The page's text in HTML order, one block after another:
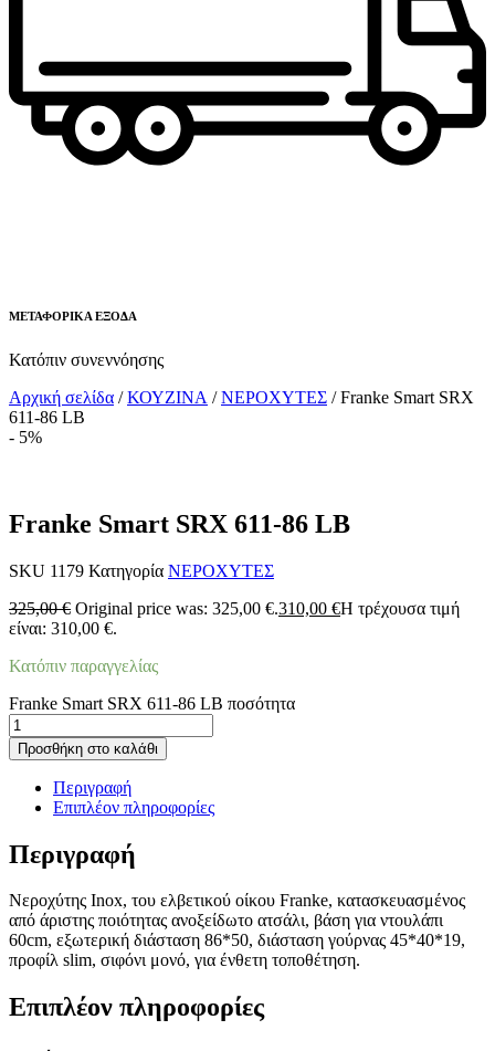
ΜΕΤΑΦΟΡΙΚΑ ΕΞΟΔΑ
Κατόπιν συνεννόησης
Αρχική σελίδα /ΚΟΥΖΙΝΑ /ΝΕΡΟΧΥΤΕΣ / Franke Smart SRX
611-86 LB
- 5%
Franke Smart SRX 611-86 LB
SKU 1179 Κατηγορία ΝΕΡΟΧΥΤΕΣ
325,00€ Original price was: 325,00 €.310,00 €Η τρέχουσα τιμή
είναι: 310,00 €.
Κατόπιν παραγγελίας
Franke Smart SRX 611-86 LB ποσότητα
Προσθήκη στο καλάθι
Περιγραφή
Επιπλέον πληροφορίες
Περιγραφή
Νεροχύτης Inox, του ελβετικού οίκου Franke, κατασκευασμένος
από άριστης ποιότητας ανοξείδωτο ατσάλι, βάση για ντουλάπι
60cm, εξωτερική διάσταση 86*50, διάσταση γούρνας 45*40*19,
προφίλ slim, σιφόνι μονό, για ένθετη τοποθέτηση.
Επιπλέον πληροφορίες